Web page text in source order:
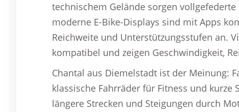
technischem Gelände sorgen
moderne E-Bike-Displays sind mit Apps
Reichweite und Unterstützungsstufen an.
kompatibel und zeigen Geschwindigkeit,
Chantal aus Diemelstadt ist der Meinung:
klassische Fahrräder für Fitness und
längere Strecken und Steigungen durch